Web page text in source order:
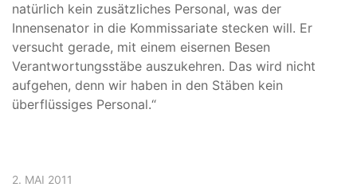
natürlich kein zusätzliches Personal, was der
Innensenator in die Kommissariate stecken will. Er
versucht gerade, mit einem eisernen Besen
Verantwortungsstäbe auszukehren. Das wird nicht
aufgehen, denn wir haben in den Stäben kein
überflüssiges Personal.“
2. MAI 2011